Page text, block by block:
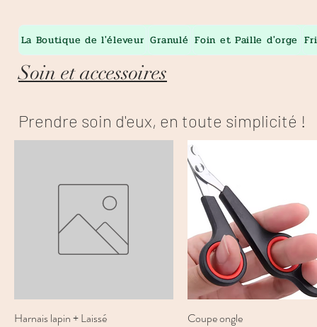
La Boutique de l'éleveur Granulé Foin et Paille d'orge
Soin et accessoires
Prendre soin d'eux, en toute simplicité !
Aperçu rapide
Harnais lapin + Laissé
Aperçu rapide
Coupe ongle